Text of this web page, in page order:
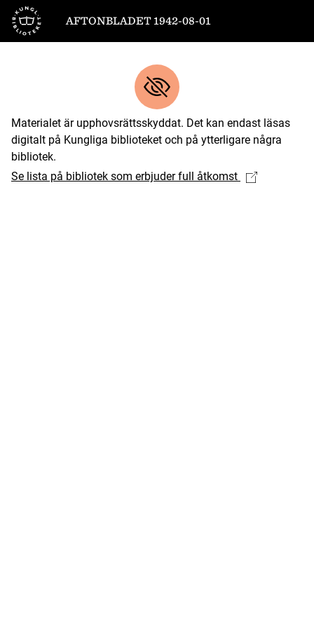
Till startsidan
AFTONBLADET 1942-08-01
Materialet är upphovsrättsskyddat. Det kan endast läsas
digitalt på Kungliga biblioteket och på ytterligare några
bibliotek.
Se lista på bibliotek som erbjuder full åtkomst